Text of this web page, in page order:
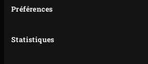
Préférences
StatistiquesFermentation lente : Pour une